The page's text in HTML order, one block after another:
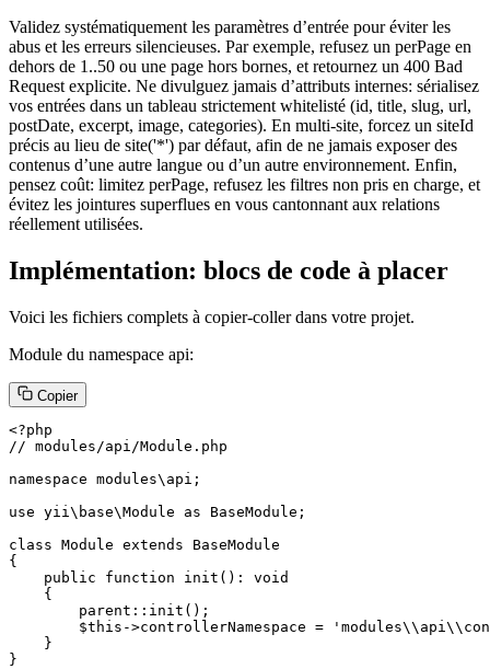
Validez systématiquement les paramètres d’entrée pour éviter les
abus et les erreurs silencieuses. Par exemple, refusez un perPage en
dehors de 1..50 ou une page hors bornes, et retournez un 400 Bad
Request explicite. Ne divulguez jamais d’attributs internes: sérialisez
vos entrées dans un tableau strictement whitelisté (id, title, slug, url,
postDate, excerpt, image, categories). En multi‑site, forcez un siteId
précis au lieu de site('*') par défaut, afin de ne jamais exposer des
contenus d’une autre langue ou d’un autre environnement. Enfin,
pensez coût: limitez perPage, refusez les filtres non pris en charge, et
évitez les jointures superflues en vous cantonnant aux relations
réellement utilisées.
Implémentation: blocs de code à placer
Voici les fichiers complets à copier‑coller dans votre projet.
Module du namespace api:
Copier
<?php
// modules/api/Module.php
namespace modules\api;
use yii\base\Module as BaseModule;
class Module extends BaseModule
{
    public function init(): void
    {
        parent::init();
$this->controllerNamespace =
    }
}